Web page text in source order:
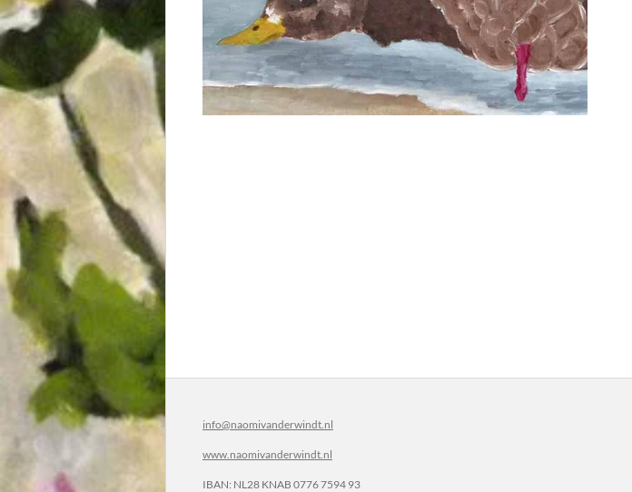
info@naomivanderwindt.nl
www.naomivanderwindt.nl
IBAN: NL28 KNAB 0776 7594 93